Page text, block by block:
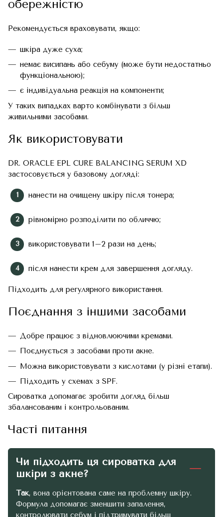
обережністю
Рекомендується враховувати, якщо:
шкіра дуже суха;
немає висипань або себуму (може бути недостатньо
функціональною);
є індивідуальна реакція на компоненти;
У таких випадках варто комбінувати з більш
живильними засобами.
Як використовувати
DR. ORACLE EPL CURE BALANCING SERUM XD
застосовується у базовому догляді:
нанести на очищену шкіру після тонера;
рівномірно розподілити по обличчю;
використовувати 1–2 рази на день;
після нанести крем для завершення догляду.
Підходить для регулярного використання.
Поєднання з іншими засобами
Добре працює з відновлюючими кремами.
Поєднується з засобами проти акне.
Можна використовувати з кислотами (у різні етапи).
Підходить у схемах з SPF.
Сироватка допомагає зробити догляд більш
збалансованим і контрольованим.
Часті питання
Чи підходить ця сироватка для
шкіри з акне?
Так, вона орієнтована саме на проблемну шкіру.
Формула допомагає зменшити запалення,
контролювати себум і підтримувати більш